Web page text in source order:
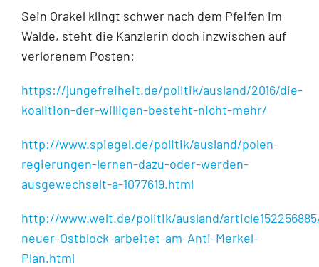
Sein Orakel klingt schwer nach dem Pfeifen im
Walde, steht die Kanzlerin doch inzwischen auf
verlorenem Posten:
https://jungefreiheit.de/politik/ausland/2016/die-
koalition-der-willigen-besteht-nicht-mehr/
http://www.spiegel.de/politik/ausland/polen-
regierungen-lernen-dazu-oder-werden-
ausgewechselt-a-1077619.html
http://www.welt.de/politik/ausland/
neuer-Ostblock-arbeitet-am-Anti-Merkel-
Plan.html